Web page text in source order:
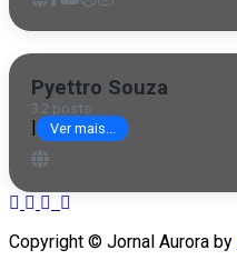
Pyettro Souza
32 posts
| Ver mais...
Copyright © Jornal Aurora by